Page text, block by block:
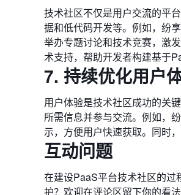
技术社区不仅是用户交流的平
据和低代码开发等。例如，纷
举办专题讨论和技术竞赛，激
术支持，帮助开发者构建基于
7. 持续优化用户
用户体验是技术社区成功的关
所需信息并参与交流。例如，
示，方便用户快速获取。同时
互动问题
在建设PaaS平台技术社区的
护？欢迎在评论区留下你的看